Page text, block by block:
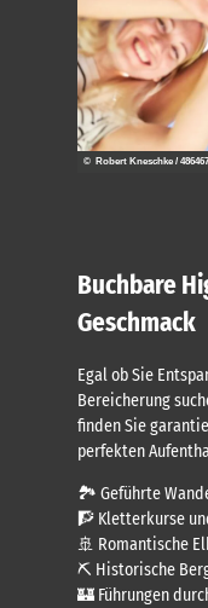
Buchbare
Geschmack
Egal ob Sie
Bereicherung
finden Sie
perfekten
🏞️ Geführte
🧗 Kletterkurse
🚢 Romantische
⛏️ Historische
🏰 Führungen
© Robert Kneschke /